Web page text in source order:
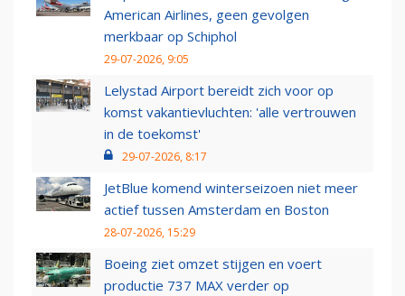
American Airlines, geen gevolgen
merkbaar op Schiphol
29-07-2026, 9:05
Lelystad Airport bereidt zich voor op
komst vakantievluchten: 'alle vertrouwen
in de toekomst'
29-07-2026, 8:17
JetBlue komend winterseizoen niet meer
actief tussen Amsterdam en Boston
28-07-2026, 15:29
Boeing ziet omzet stijgen en voert
productie 737 MAX verder op